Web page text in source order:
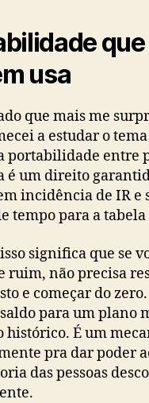
usa
que mais me
a estudar o
portabilidade entre
é um direito
incidência de IR e
tempo para a
significa que se
ruim, não precisa
e começar do zero.
para um plano
histórico. É um
pra dar poder
das pessoas